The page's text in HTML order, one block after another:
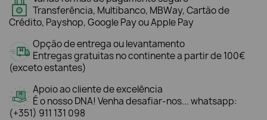
Transferência, Multibanco, MBWay, Cartão de
Crédito, Payshop, Google Pay ou Apple Pay
Opção de entrega ou levantamento
Entregas gratuitas no continente a partir de 100€
(exceto estantes)
Apoio ao cliente de excelência
É o nosso DNA! Venha desafiar-nos... whatsapp:
(+351) 911 131 098